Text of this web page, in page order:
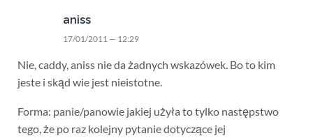
aniss
17/01/2011 — 12:29
Nie, caddy, aniss nie da żadnych wskazówek. Bo to kim
jeste i skąd wie jest nieistotne.
Forma: panie/panowie jakiej użyła to tylko następstwo
tego, że po raz kolejny pytanie dotyczące jej